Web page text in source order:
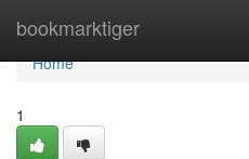
bookmarktiger
Home
Home
1